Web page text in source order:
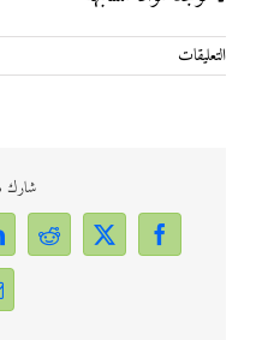
التعليقات
يوت
شارك
Facebook
X